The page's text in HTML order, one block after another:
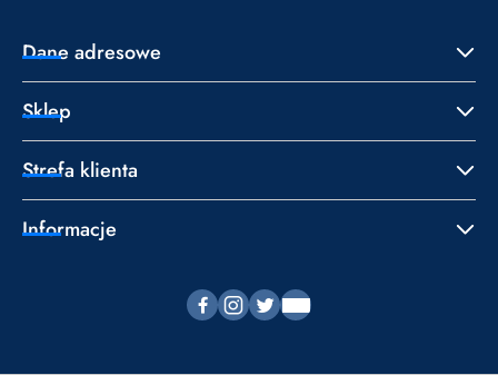
Dane adresowe
Sklep
Strefa klienta
Informacje